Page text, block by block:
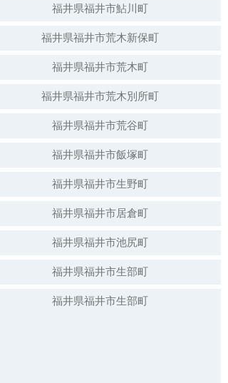
福井県福井市鮎川町
福井県福井市荒木新保町
福井県福井市荒木町
福井県福井市荒木別所町
福井県福井市荒谷町
福井県福井市飯塚町
福井県福井市生野町
福井県福井市居倉町
福井県福井市池尻町
福井県福井市生部町
福井県福井市生部町